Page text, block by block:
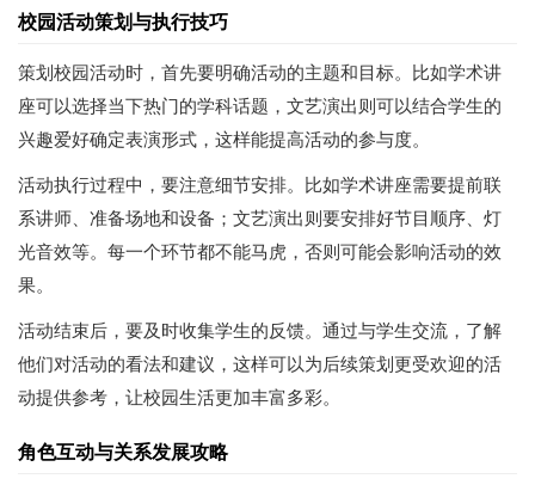
校园活动策划与执行技巧
策划校园活动时，首先要明确活动的主题和目标。比如学术讲
座可以选择当下热门的学科话题，文艺演出则可以结合学生的
兴趣爱好确定表演形式，这样能提高活动的参与度。
活动执行过程中，要注意细节安排。比如学术讲座需要提前联
系讲师、准备场地和设备；文艺演出则要安排好节目顺序、灯
光音效等。每一个环节都不能马虎，否则可能会影响活动的效
果。
活动结束后，要及时收集学生的反馈。通过与学生交流，了解
他们对活动的看法和建议，这样可以为后续策划更受欢迎的活
动提供参考，让校园生活更加丰富多彩。
角色互动与关系发展攻略